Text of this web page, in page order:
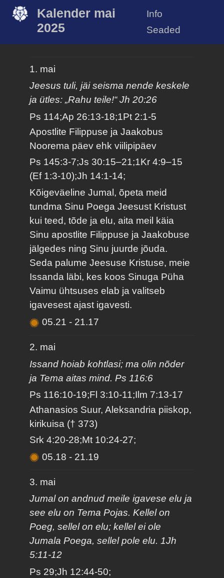
Kalender mai
2025
Info
Seaded
1. mai
Jeesus tuli, jäi seisma nende keskele
ja ütles: „Rahu teile!“ Jh 20:26
Ps 114;Ap 26:13-18;1Pt 2:1-5
Apostlite Filippuse ja Jaakobus
Noorema päev ehk viilipipäev
Ps 145:3-7;Js 30:15–21;1Kr 4:9–15
(Ef 1:3-10);Jh 14:1-14;
Kõigeväeline Jumal, õpeta meid
tundma Sinu Poega Jeesust Kristust
kui teed, tõde ja elu, aita meil käia
Sinu apostlite Filippuse ja Jaakobuse
jälgedes ning Sinu juurde jõuda.
Seda palume Jeesuse Kristuse, meie
Issanda läbi, kes koos Sinuga Püha
Vaimu ühtsuses elab ja valitseb
igavesest ajast igavesti.
05.21- 21.17
2. mai
Issand hoiab kohtlasi; ma olin nõder
ja Tema aitas mind. Ps 116:6
Ps 116:10-19;Fl 3:10-11;Ilm 7:13-17
Athanasios Suur, Aleksandria piiskop,
kirikuisa († 373)
Srk 4:20-28;Mt 10:24-27;
05.18- 21.19
3. mai
Jumal on andnud meile igavese elu ja
see elu on Tema Pojas. Kellel on
Poeg, sellel on elu; kellel ei ole
Jumala Poega, sellel pole elu. 1Jh
5:11-12
Ps 29;Jh 12:44-50;